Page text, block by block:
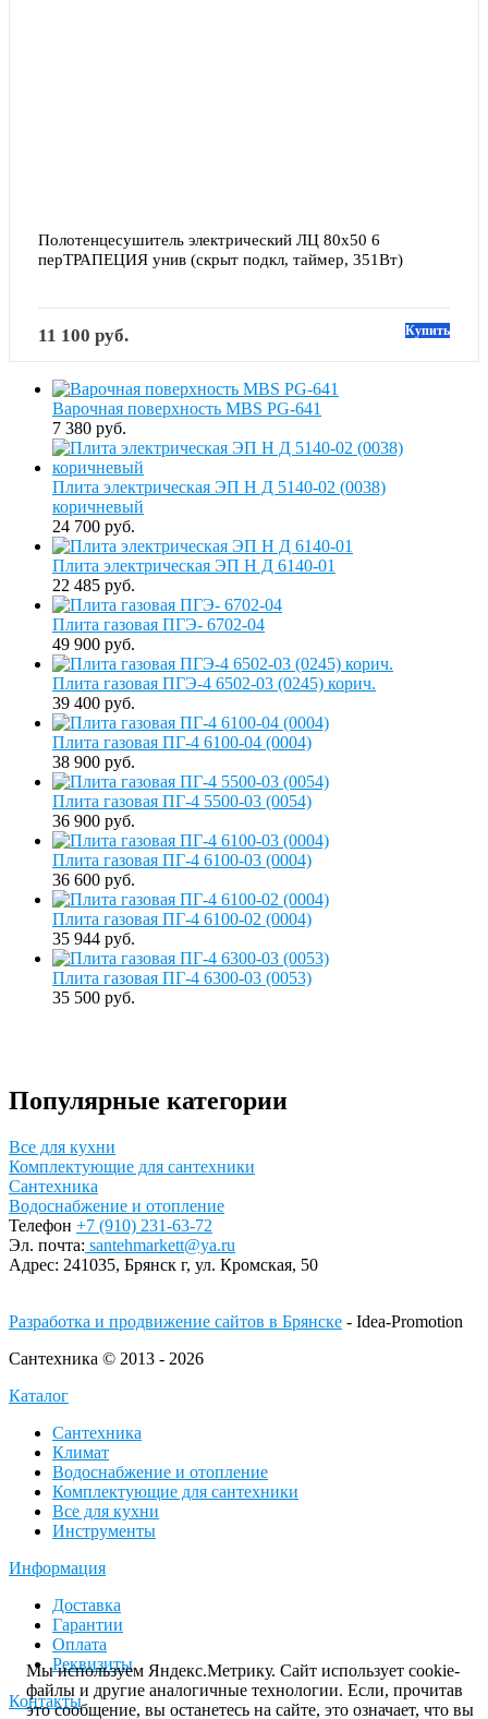
Полотенцесушитель электрический ЛЦ 80х50 6
перТРАПЕЦИЯ унив (скрыт подкл, таймер, 351Вт)
11 100 руб. Купить
Варочная поверхность MBS PG-641
7 380 руб.
Плита электрическая ЭП Н Д 5140-02 (0038)
коричневый
24 700 руб.
Плита электрическая ЭП Н Д 6140-01
22 485 руб.
Плита газовая ПГЭ- 6702-04
49 900 руб.
Плита газовая ПГЭ-4 6502-03 (0245) корич.
39 400 руб.
Плита газовая ПГ-4 6100-04 (0004)
38 900 руб.
Плита газовая ПГ-4 5500-03 (0054)
36 900 руб.
Плита газовая ПГ-4 6100-03 (0004)
36 600 руб.
Плита газовая ПГ-4 6100-02 (0004)
35 944 руб.
Плита газовая ПГ-4 6300-03 (0053)
35 500 руб.
Популярные категории
Все для кухни
Комплектующие для сантехники
Сантехника
Водоснабжение и отопление
Телефон +7 (910) 231-63-72
Эл. почта: santehmarkett@ya.ru
Адрес: 241035, Брянск г, ул. Кромская, 50
Разработка и продвижение сайтов в Брянске - Idea-Promotion
Сантехника © 2013 - 2026
Каталог
Сантехника
Климат
Водоснабжение и отопление
Комплектующие для сантехники
Все для кухни
Инструменты
Информация
Доставка
Гарантии
Оплата
Реквизиты
Контакты
Мы используем Яндекс.Метрику. Сайт использует cookie-
файлы и другие аналогичные технологии. Если, прочитав
это сообщение, вы останетесь на сайте, это означает, что вы